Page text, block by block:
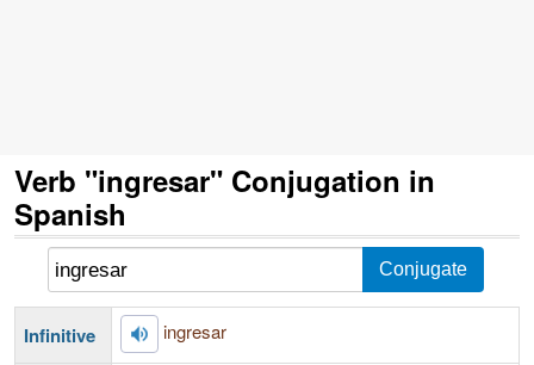
Verb "ingresar" Conjugation in
Spanish
Infinitive ingresar